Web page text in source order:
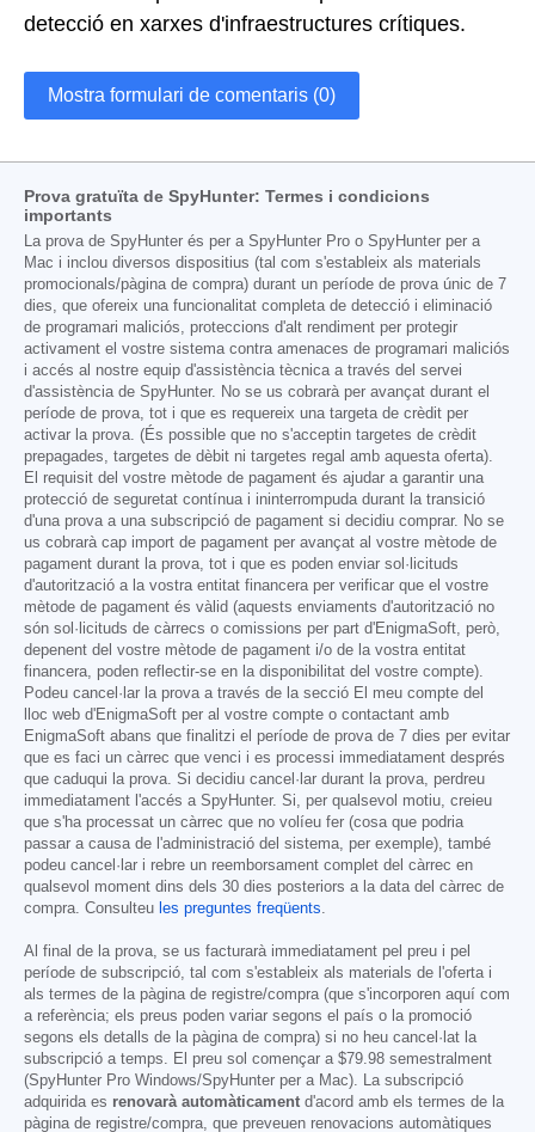
detecció en xarxes d'infraestructures crítiques.
Mostra formulari de comentaris (0)
Prova gratuïta de SpyHunter: Termes i condicions
importants
La prova de SpyHunter és per a SpyHunter Pro o SpyHunter per a
Mac i inclou diversos dispositius (tal com s'estableix als materials
promocionals/pàgina de compra) durant un període de prova únic de 7
dies, que ofereix una funcionalitat completa de detecció i eliminació
de programari maliciós, proteccions d'alt rendiment per protegir
activament el vostre sistema contra amenaces de programari maliciós
i accés al nostre equip d'assistència tècnica a través del servei
d'assistència de SpyHunter. No se us cobrarà per avançat durant el
període de prova, tot i que es requereix una targeta de crèdit per
activar la prova. (És possible que no s'acceptin targetes de crèdit
prepagades, targetes de dèbit ni targetes regal amb aquesta oferta).
El requisit del vostre mètode de pagament és ajudar a garantir una
protecció de seguretat contínua i ininterrompuda durant la transició
d'una prova a una subscripció de pagament si decidiu comprar. No se
us cobrarà cap import de pagament per avançat al vostre mètode de
pagament durant la prova, tot i que es poden enviar sol·licituds
d'autorització a la vostra entitat financera per verificar que el vostre
mètode de pagament és vàlid (aquests enviaments d'autorització no
són sol·licituds de càrrecs o comissions per part d'EnigmaSoft, però,
depenent del vostre mètode de pagament i/o de la vostra entitat
financera, poden reflectir-se en la disponibilitat del vostre compte).
Podeu cancel·lar la prova a través de la secció El meu compte del
lloc web d'EnigmaSoft per al vostre compte o contactant amb
EnigmaSoft abans que finalitzi el període de prova de 7 dies per evitar
que es faci un càrrec que venci i es processi immediatament després
que caduqui la prova. Si decidiu cancel·lar durant la prova, perdreu
immediatament l'accés a SpyHunter. Si, per qualsevol motiu, creieu
que s'ha processat un càrrec que no volíeu fer (cosa que podria
passar a causa de l'administració del sistema, per exemple), també
podeu cancel·lar i rebre un reemborsament complet del càrrec en
qualsevol moment dins dels 30 dies posteriors a la data del càrrec de
compra. Consulteu les preguntes freqüents.
Al final de la prova, se us facturarà immediatament pel preu i pel
període de subscripció, tal com s'estableix als materials de l'oferta i
als termes de la pàgina de registre/compra (que s'incorporen aquí com
a referència; els preus poden variar segons el país o la promoció
segons els detalls de la pàgina de compra) si no heu cancel·lat la
subscripció a temps. El preu sol començar a $79.98 semestralment
(SpyHunter Pro Windows/SpyHunter per a Mac). La subscripció
adquirida es renovarà automàticament d'acord amb els termes de la
pàgina de registre/compra, que preveuen renovacions automàtiques